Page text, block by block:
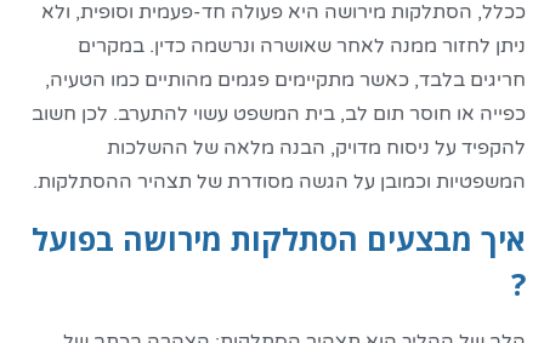
ככלל, הסתלקות מירושה היא פעולה חד-פעמית וסופית, ולא
ניתן לחזור ממנה לאחר שאושרה ונרשמה כדין. במקרים
חריגים בלבד, כאשר מתקיימים פגמים מהותיים כמו הטעיה,
כפייה או חוסר תום לב, בית המשפט עשוי להתערב. לכן חשוב
להקפיד על ניסוח מדויק, הבנה מלאה של ההשלכות
המשפטיות וכמובן על הגשה מסודרת של תצהיר ההסתלקות.
איך מבצעים הסתלקות מירושה בפועל
?